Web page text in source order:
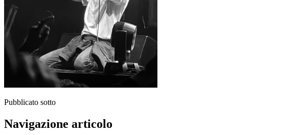
Pubblicato sotto
Navigazione articolo